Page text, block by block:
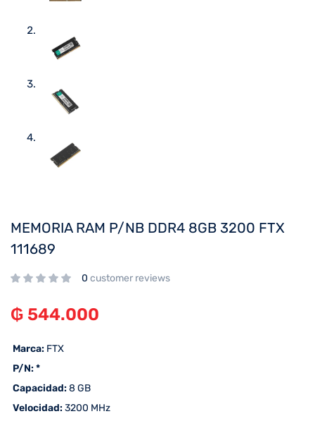
MEMORIA RAM P/NB DDR4 8GB 3200 FTX
111689
0 customer reviews
₲ 544.000
 Marca: FTX
 P/N: *
 Capacidad:8 GB
 Velocidad:3200 MHz